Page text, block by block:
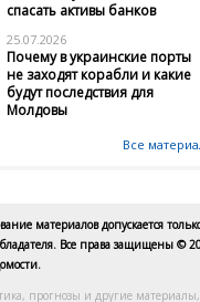
спасать активы банков
25.07.2026
Почему в украинские порты
не заходят корабли и какие
будут последствия для
Молдовы
Все
материалов допускается
Все права защищены ©
прогнозы и другие материалы,